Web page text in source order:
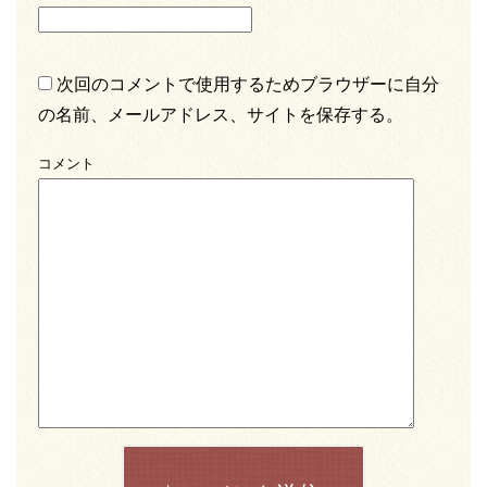
次回のコメントで使用するためブラウザーに自分
の名前、メールアドレス、サイトを保存する。
コメント